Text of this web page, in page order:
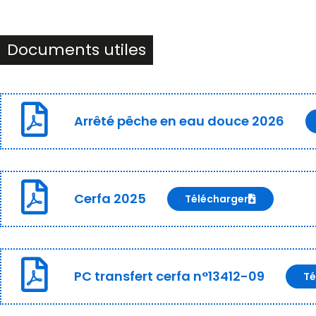
Documents utiles
Arrêté pêche en eau douce 2026
Cerfa 2025 Télécharger
PC transfert cerfa n°13412-09